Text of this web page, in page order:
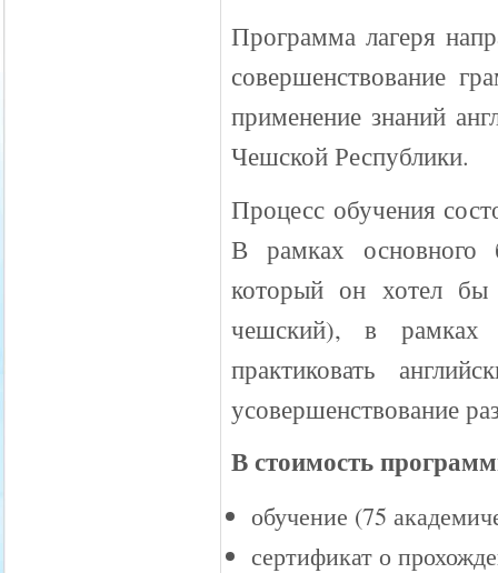
Программа лагеря
совершенствование
применение знаний
Чешской Республики.
Процесс обучения
В рамках основного
который он хотел бы
чешский), в рамках
практиковать
усовершенствование
В стоимость
обучение (75
сертификат о